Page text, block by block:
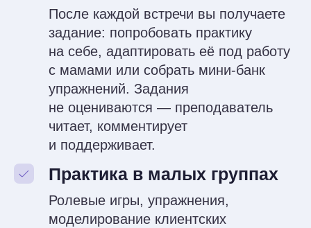
или смоделированной ситуации,
и получаете обратную связь
от преподавателя и коллег.
В итоге у вас останется свой
рабочий набор техник,
упражнений и метафор,
которые можно использовать
в работе с мамами уже
завершения курса.